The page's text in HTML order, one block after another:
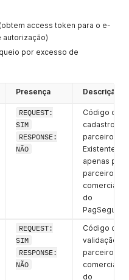
access token para o e-
autorização)
por excesso de
Presença Descrição
REQUEST:
SIM
RESPONSE:
NÃO
Código de
cadastro do
parceiro.
Existente
apenas para
parceiros
comerciais
do
PagSeguro
REQUEST:
SIM
RESPONSE:
NÃO
Código de
validação do
parceiro
comercial
do